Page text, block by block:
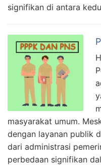
signifikan di antara
masyarakat umum.
dengan layanan publik
dari administrasi
perbedaan signifikan